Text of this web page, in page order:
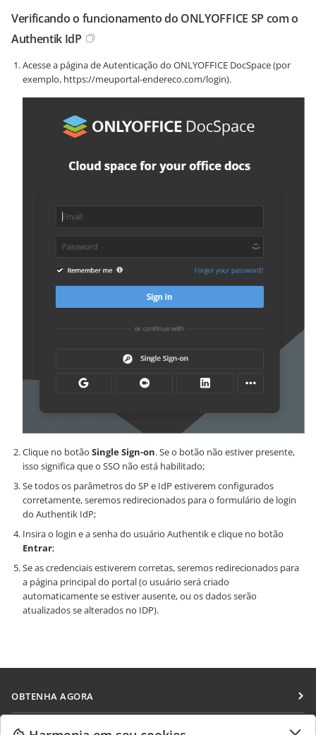
Verificando o funcionamento do ONLYOFFICE SP com o
Authentik IdP
Acesse a página de Autenticação do ONLYOFFICE DocSpace (por
exemplo, https://meuportal-endereco.com/login).
Clique no botão Single Sign-on. Se o botão não estiver presente,
isso significa que o SSO não está habilitado;
Se todos os parâmetros do SP e IdP estiverem configurados
corretamente, seremos redirecionados para o formulário de login
do Authentik IdP;
Insira o login e a senha do usuário Authentik e clique no botão
Entrar;
Se as credenciais estiverem corretas, seremos redirecionados para
a página principal do portal (o usuário será criado
automaticamente se estiver ausente, ou os dados serão
atualizados se alterados no IDP).
OBTENHA AGORA
Docs
COLABORAR